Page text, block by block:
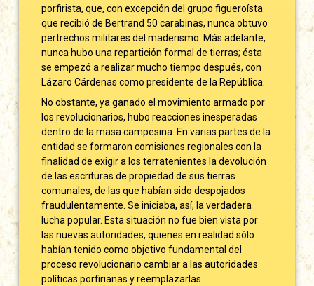
porfirista, que, con excepción del grupo figueroísta
que recibió de Bertrand 50 carabinas, nunca obtuvo
pertrechos militares del maderismo. Más adelante,
nunca hubo una repartición formal de tierras; ésta
se empezó a realizar mucho tiempo después, con
Lázaro Cárdenas como presidente de la República.
No obstante, ya ganado el movimiento armado por
los revolucionarios, hubo reacciones inesperadas
dentro de la masa campesina. En varias partes de la
entidad se formaron comisiones regionales con la
finalidad de exigir a los terratenientes la devolución
de las escrituras de propiedad de sus tierras
comunales, de las que habían sido despojados
fraudulentamente. Se iniciaba, así, la verdadera
lucha popular. Esta situación no fue bien vista por
las nuevas autoridades, quienes en realidad sólo
habían tenido como objetivo fundamental del
proceso revolucionario cambiar a las autoridades
políticas porfirianas y reemplazarlas.